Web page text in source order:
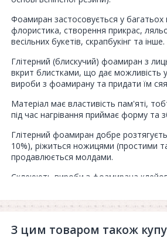
Фоамиран застосовується у багатьох
флористика, створення прикрас,
весільних букетів, скрапбукінг та інше.
Глітерний (блискучий) фоамиран з
вкрит блистками, що дає можливість
вироби з фоамирану та придати їм
Матеріал має властивість пам'яті,
під час нагрівання приймає форму та
Глітерний фоамиран добре
10%), ріжиться ножицями (простими
продавлюється молдами.
Склеюють вироби з фоамирана
Виробництво - Китай.
В упакові - 5 штук.
З цим товаром також